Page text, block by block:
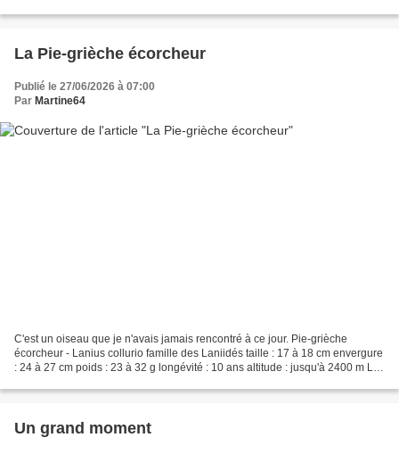
La Pie-grièche écorcheur
Publié le 27/06/2026 à 07:00
Par Martine64
C'est un oiseau que je n'avais jamais rencontré à ce jour. Pie-grièche
écorcheur - Lanius collurio famille des Laniidés taille : 17 à 18 cm envergure
: 24 à 27 cm poids : 23 à 32 g longévité : 10 ans altitude : jusqu'à 2400 m Le
Un grand moment